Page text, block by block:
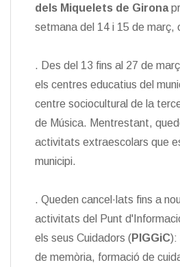
dels Miquelets de Girona
setmana del 14 i 15 de març,
. Des del 13 fins al 27 de
els centres educatius del
centre sociocultural de la
de Música. Mentrestant,
activitats extraescolars que
municipi.
. Queden cancel·lats fins a
activitats del Punt
els seus Cuidadors (PIGGiC):
de memòria, formació de